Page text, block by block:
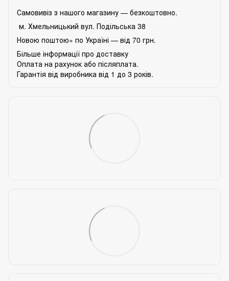
Самовивіз з нашого магазину — безкоштовно.
м. Хмельницький вул. Подільська 38
Новою поштою» по Україні — від 70 грн.
Більше інформації про доставку
Оплата на рахунок або післяплата.
Гарантія від виробника від 1 до 3 років.